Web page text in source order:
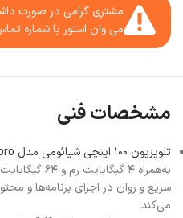
مشتری گرامی در صورت
می وان استور با شماره
مشخصات فنی
تلویزیون ۱۰۰ اینچی شیائومی مدل s pro
به‌همراه ۴
سریع و روان در اجرای برنامه‌ها و
می‌کند.